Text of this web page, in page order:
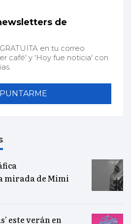
de
en tu correo
café' y 'Hoy fue noticia' con
mirada de Mimi
este verán en